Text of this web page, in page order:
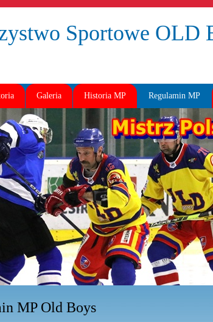
Sportowe OLD
Galeria Historia MP Regulamin MP
MP Old Boys